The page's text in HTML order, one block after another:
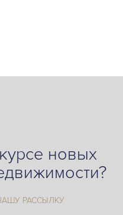
новых
РАССЫЛКУ